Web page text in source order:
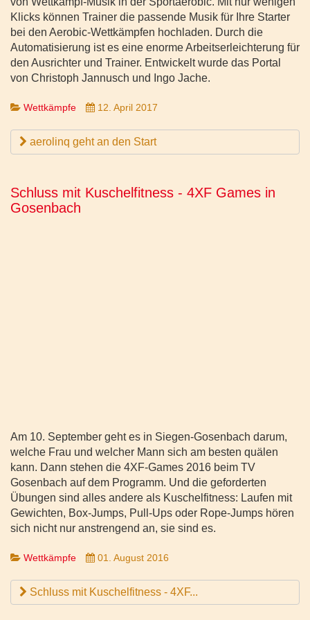
Klicks können Trainer die passende Musik für Ihre Starter
bei den Aerobic-Wettkämpfen hochladen. Durch die
Automatisierung ist es eine enorme Arbeitserleichterung für
den Ausrichter und Trainer. Entwickelt wurde das Portal
von Christoph Jannusch und Ingo Jache.
Wettkämpfe 12. April 2017
aerolinq geht an den Start
Schluss mit Kuschelfitness - 4XF Games in
Gosenbach
Am 10. September geht es in Siegen-Gosenbach darum,
welche Frau und welcher Mann sich am besten quälen
kann. Dann stehen die 4XF-Games 2016 beim TV
Gosenbach auf dem Programm. Und die geforderten
Übungen sind alles andere als Kuschelfitness: Laufen mit
Gewichten, Box-Jumps, Pull-Ups oder Rope-Jumps hören
sich nicht nur anstrengend an, sie sind es.
Wettkämpfe 01. August 2016
Schluss mit Kuschelfitness - 4XF...